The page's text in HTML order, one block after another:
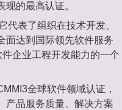
的最高认证。
代表了组织在技术开发、
面达到国际领先软件服务
企业工程开发能力的一个
全球软件领域认证，
产品服务质量、解决方案